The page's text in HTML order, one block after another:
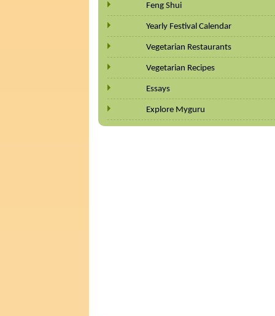
Feng Shui
Yearly Festival Calendar
Vegetarian Restaurants
Vegetarian Recipes
Essays
Explore Myguru